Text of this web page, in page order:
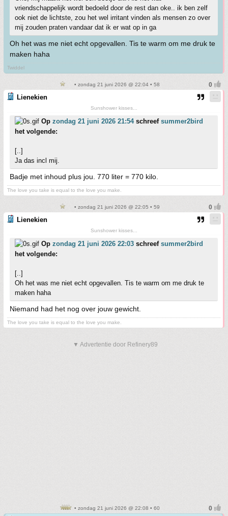
vriendschappelijk wordt bedoeld door de rest dan oke.. ik ben zelf
ook niet de lichtste, zou het wel irritant vinden als mensen zo over
mij zouden praten vandaar dat ik er wat op in ga
Oh het was me niet echt opgevallen. Tis te warm om me druk te
maken haha
Twiddel
• zondag 21 juni 2026 @ 22:04 • 58
Lienekien
Sunshower kisses...
Op zondag 21 juni 2026 21:54schreef summer2bird
het volgende:
[..]
Ja das incl mij.
Badje met inhoud plus jou. 770 liter = 770 kilo.
The love you take is equal to the love you make.
• zondag 21 juni 2026 @ 22:05 • 59
Lienekien
Sunshower kisses...
Op zondag 21 juni 2026 22:03 schreef summer2bird
het volgende:
[..]
Oh het was me niet echt opgevallen. Tis te warm om me druk te
maken haha
Niemand had het nog over jouw gewicht.
The love you take is equal to the love you make.
▼ Advertentie door Refinery89
• zondag 21 juni 2026 @ 22:08 • 60